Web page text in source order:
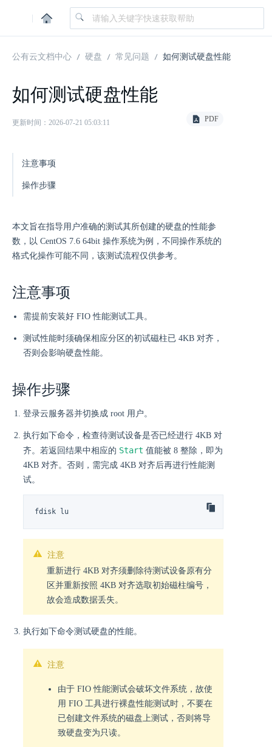
|
公有云文档中心 硬盘 常见问题 如何测试硬盘性能
如何测试硬盘性能
更新时间：2026-07-21 05:03:11 PDF
注意事项
操作步骤
本文旨在指导用户准确的测试其所创建的硬盘的性能参
数，以 CentOS 7.6 64bit 操作系统为例，不同操作系统的
格式化操作可能不同，该测试流程仅供参考。
注意事项
需提前安装好 FIO 性能测试工具。
测试性能时须确保相应分区的初试磁柱已 4KB 对齐，
否则会影响硬盘性能。
操作步骤
登录云服务器并切换成 root 用户。
执行如下命令，检查待测试设备是否已经进行 4KB 对
齐。若返回结果中相应的 Start 值能被 8 整除，即为
4KB 对齐。否则，需完成 4KB 对齐后再进行性能测
试。
fdisk lu
注意
重新进行 4KB 对齐须删除待测试设备原有分
区并重新按照 4KB 对齐选取初始磁柱编号，
故会造成数据丢失。
执行如下命令测试硬盘的性能。
注意
由于 FIO 性能测试会破坏文件系统，故使
用 FIO 工具进行裸盘性能测试时，不要在
已创建文件系统的磁盘上测试，否则将导
致硬盘变为只读。